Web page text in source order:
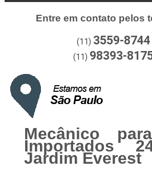
Entre em contato pelos
(11) 3559-8744
(11) 98393-
Mecânico
Importados
Jardim Everest